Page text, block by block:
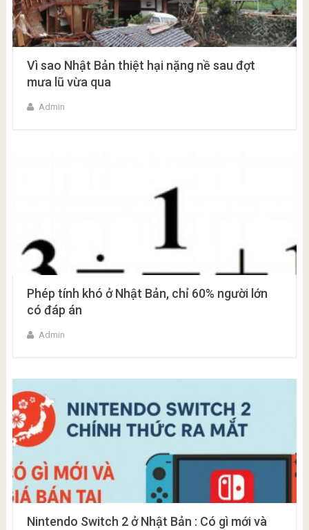
Vì sao Nhật Bản thiệt hại nặng nề sau đợt
mưa lũ vừa qua
Admin
Phép tính khó ở Nhật Bản, chỉ 60% người lớn
có đáp án
Admin
Nintendo Switch 2 ở Nhật Bản : Có gì mới và